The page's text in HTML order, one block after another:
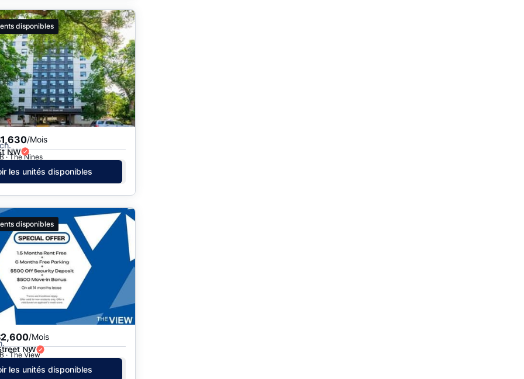
disponibles
/Mois
NW
· The Nines
les unités disponibles
disponibles
/Mois
NW
· The View
les unités disponibles